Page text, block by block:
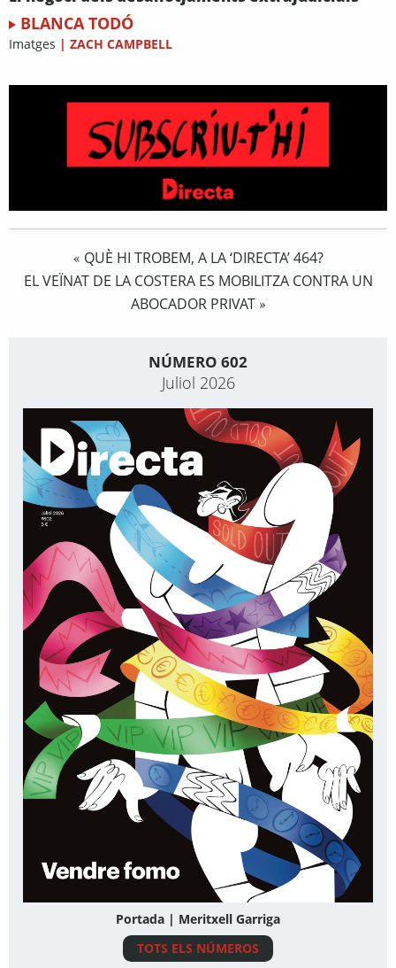
BLANCA TODÓ
Imatges | ZACH CAMPBELL
« QUÈ HI TROBEM, A LA ‘DIRECTA’ 464?
EL VEÏNAT DE LA COSTERA ES MOBILITZA CONTRA UN
ABOCADOR PRIVAT»
NÚMERO 602
Juliol 2026
Portada | Meritxell Garriga
TOTS ELS NÚMEROS